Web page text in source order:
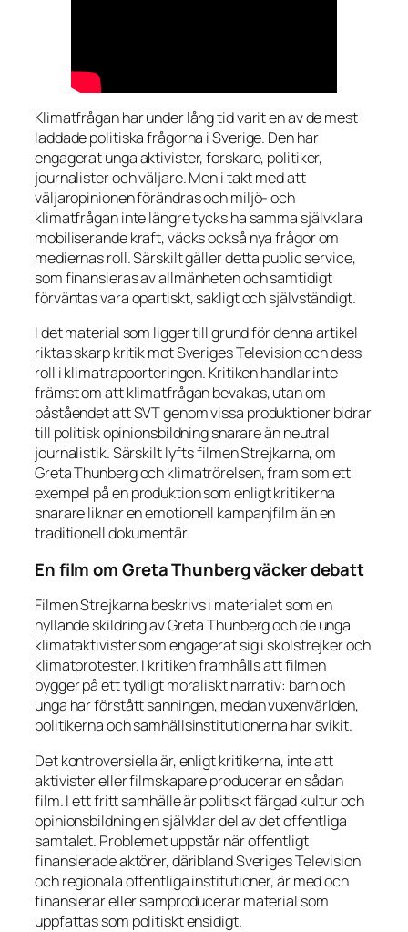
Klimatfrågan har under lång tid varit en av de mest
laddade politiska frågorna i Sverige. Den har
engagerat unga aktivister, forskare, politiker,
journalister och väljare. Men i takt med att
väljaropinionen förändras och miljö- och
klimatfrågan inte längre tycks ha samma självklara
mobiliserande kraft, väcks också nya frågor om
mediernas roll. Särskilt gäller detta public service,
som finansieras av allmänheten och samtidigt
förväntas vara opartiskt, sakligt och självständigt.
I det material som ligger till grund för denna artikel
riktas skarp kritik mot Sveriges Television och dess
roll i klimatrapporteringen. Kritiken handlar inte
främst om att klimatfrågan bevakas, utan om
påståendet att SVT genom vissa produktioner bidrar
till politisk opinionsbildning snarare än neutral
journalistik. Särskilt lyfts filmenStrejkarna, om
Greta Thunberg och klimatrörelsen, fram som ett
exempel på en produktion som enligt kritikerna
snarare liknar en emotionell kampanjfilm än en
traditionell dokumentär.
En film om Greta Thunberg väcker debatt
FilmenStrejkarna beskrivs i materialet som en
hyllande skildring av Greta Thunberg och de unga
klimataktivister som engagerat sig i skolstrejker och
klimatprotester. I kritiken framhålls att filmen
bygger på ett tydligt moraliskt narrativ: barn och
unga har förstått sanningen, medan vuxenvärlden,
politikerna och samhällsinstitutionerna har svikit.
Det kontroversiella är, enligt kritikerna, inte att
aktivister eller filmskapare producerar en sådan
film. I ett fritt samhälle är politiskt färgad kultur och
opinionsbildning en självklar del av det offentliga
samtalet. Problemet uppstår när offentligt
finansierade aktörer, däribland Sveriges Television
och regionala offentliga institutioner, är med och
finansierar eller samproducerar material som
uppfattas som politiskt ensidigt.